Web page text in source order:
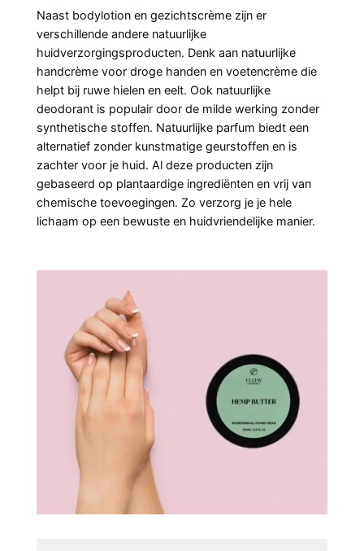
Naast bodylotion en gezichtscrème zijn er
verschillende andere natuurlijke
huidverzorgingsproducten. Denk aan natuurlijke
handcrème voor droge handen en voetencrème die
helpt bij ruwe hielen en eelt. Ook natuurlijke
deodorant is populair door de milde werking zonder
synthetische stoffen. Natuurlijke parfum biedt een
alternatief zonder kunstmatige geurstoffen en is
zachter voor je huid. Al deze producten zijn
gebaseerd op plantaardige ingrediënten en vrij van
chemische toevoegingen. Zo verzorg je je hele
lichaam op een bewuste en huidvriendelijke manier.